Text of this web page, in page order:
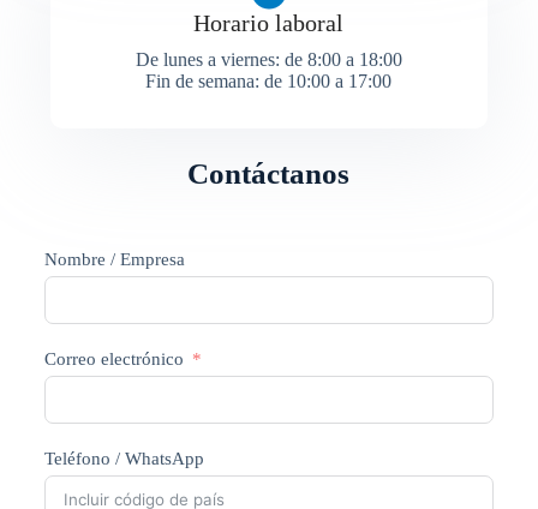
Horario laboral
De lunes a viernes: de 8:00 a 18:00
Fin de semana: de 10:00 a 17:00
Contáctanos
Nombre / Empresa
Correo electrónico
Teléfono / WhatsApp